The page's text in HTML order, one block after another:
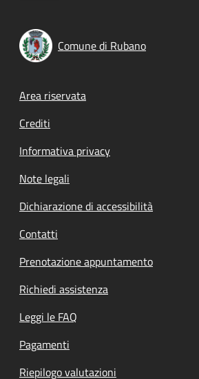
Comune di Rubano
Footer menu
Area riservata
Crediti
Informativa privacy
Note legali
Dichiarazione di accessibilità
Contatti
Prenotazione appuntamento
Richiedi assistenza
Leggi le FAQ
Pagamenti
Riepilogo valutazioni